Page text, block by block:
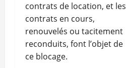
contrats de location, et les
contrats en cours,
renouvelés ou tacitement
reconduits, font l’objet de
ce blocage.